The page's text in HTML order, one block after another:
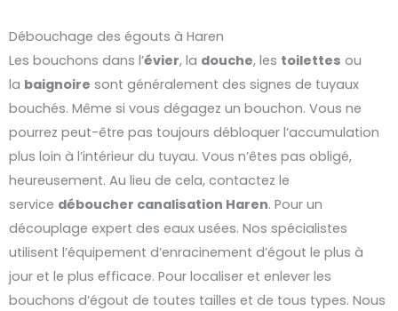
Débouchage des égouts à Haren
Les bouchons dans l’évier, la douche, les toilettes ou
la baignoire sont généralement des signes de tuyaux
bouchés. Même si vous dégagez un bouchon. Vous ne
pourrez peut-être pas toujours débloquer l’accumulation
plus loin à l’intérieur du tuyau. Vous n’êtes pas obligé,
heureusement. Au lieu de cela, contactez le
service déboucher canalisation Haren. Pour un
découplage expert des eaux usées. Nos spécialistes
utilisent l’équipement d’enracinement d’égout le plus à
jour et le plus efficace. Pour localiser et enlever les
bouchons d’égout de toutes tailles et de tous types. Nous